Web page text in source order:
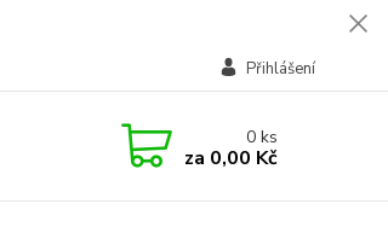
Přihlášení
0ks
za 0,00 Kč